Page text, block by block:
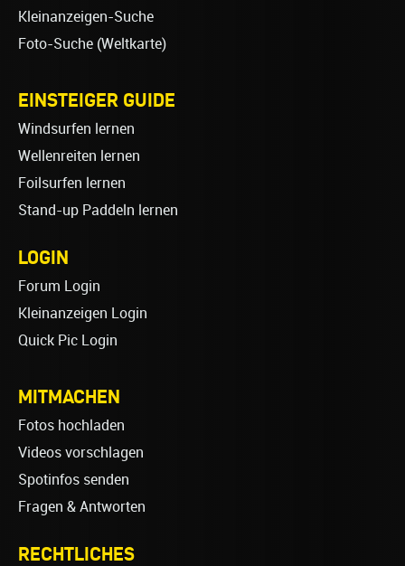
Kleinanzeigen-Suche
Foto-Suche (Weltkarte)
EINSTEIGER GUIDE
Windsurfen lernen
Wellenreiten lernen
Foilsurfen lernen
Stand-up Paddeln lernen
LOGIN
Forum Login
Kleinanzeigen Login
Quick Pic Login
MITMACHEN
Fotos hochladen
Videos vorschlagen
Spotinfos senden
Fragen & Antworten
RECHTLICHES